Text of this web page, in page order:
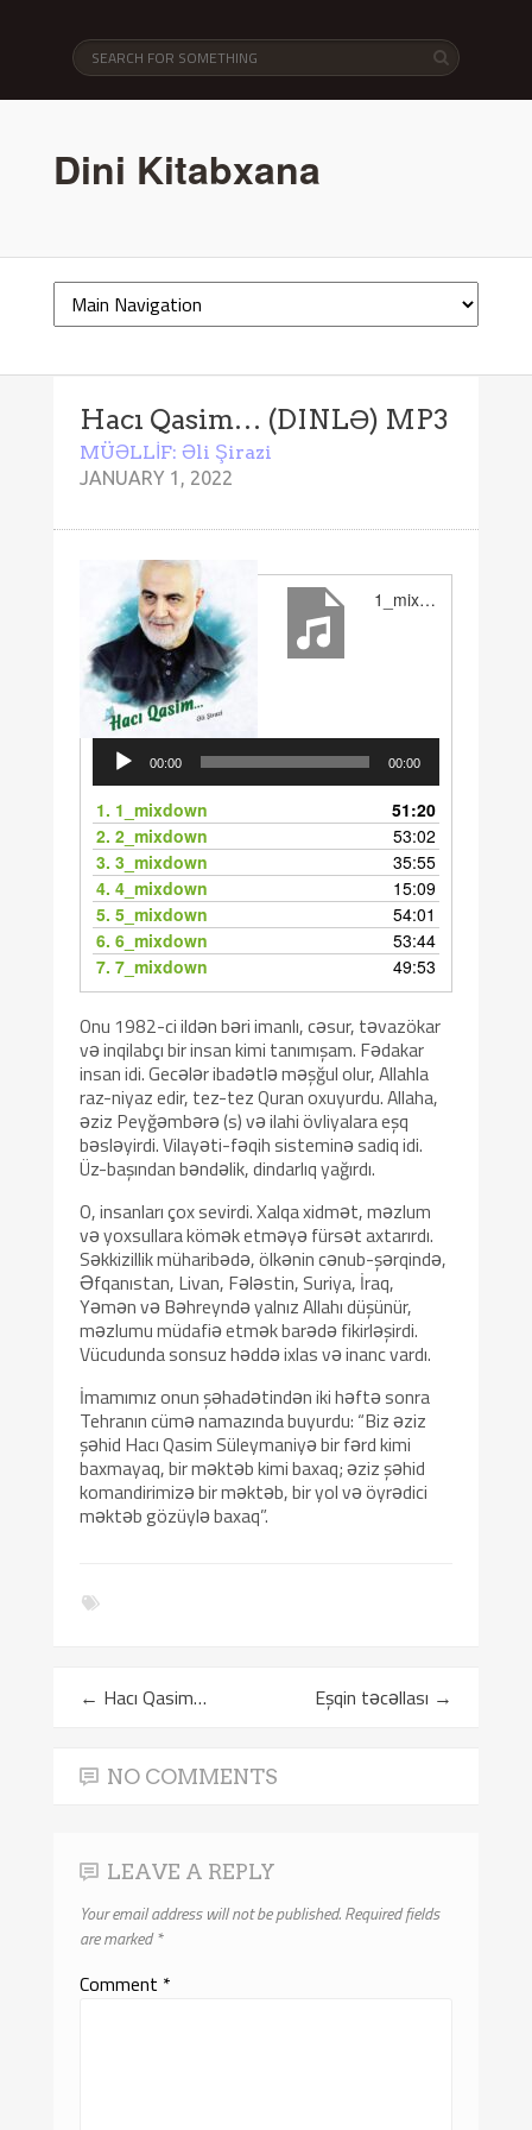
Dini Kitabxana
Hacı Qasim… (DINLƏ) MP3
MÜƏLLİF: Əli Şirazi
JANUARY 1, 2022
1_mixdown
00:00 00:00
1. 1_mixdown
51:20
2.2_mixdown
53:02
3.3_mixdown
35:55
4.4_mixdown
15:09
5.5_mixdown
54:01
6.6_mixdown
53:44
7.7_mixdown 49:53
Onu 1982-ci ildən bəri imanlı, cəsur, təvazökar
və inqilabçı bir insan kimi tanımışam. Fədakar
insan idi. Gecələr ibadətlə məşğul olur, Allahla
raz-niyaz edir, tez-tez Quran oxuyurdu. Allaha,
əziz Peyğəmbərə (s) və ilahi övliyalara eşq
bəsləyirdi. Vilayəti-fəqih sisteminə sadiq idi.
Üz-başından bəndəlik, dindarlıq yağırdı.
O, insanları çox sevirdi. Xalqa xidmət, məzlum
və yoxsullara kömək etməyə fürsət axtarırdı.
Səkkizillik müharibədə, ölkənin cənub-şərqində,
Əfqanıstan, Livan, Fələstin, Suriya, İraq,
Yəmən və Bəhreyndə yalnız Allahı düşünür,
məzlumu müdafiə etmək barədə fikirləşirdi.
Vücudunda sonsuz həddə ixlas və inanc vardı.
İmamımız onun şəhadətindən iki həftə sonra
Tehranın cümə namazında buyurdu: “Biz əziz
şəhid Hacı Qasim Süleymaniyə bir fərd kimi
baxmayaq, bir məktəb kimi baxaq; əziz şəhid
komandirimizə bir məktəb, bir yol və öyrədici
məktəb gözüylə baxaq”.
← Hacı Qasim… Eşqin təcəllası →
NO COMMENTS
LEAVE A REPLY
Your email address will not be published.Required fields
are marked*
Comment *